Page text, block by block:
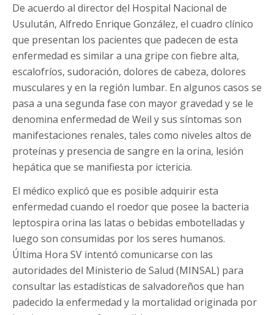
De acuerdo al director del Hospital Nacional de
Usulután, Alfredo Enrique González, el cuadro clínico
que presentan los pacientes que padecen de esta
enfermedad es similar a una gripe con fiebre alta,
escalofríos, sudoración, dolores de cabeza, dolores
musculares y en la región lumbar. En algunos casos se
pasa a una segunda fase con mayor gravedad y se le
denomina enfermedad de Weil y sus síntomas son
manifestaciones renales, tales como niveles altos de
proteínas y presencia de sangre en la orina, lesión
hepática que se manifiesta por ictericia.
El médico explicó que es posible adquirir esta
enfermedad cuando el roedor que posee la bacteria
leptospira orina las latas o bebidas embotelladas y
luego son consumidas por los seres humanos.
Última Hora SV intentó comunicarse con las
autoridades del Ministerio de Salud (MINSAL) para
consultar las estadísticas de salvadoreños que han
padecido la enfermedad y la mortalidad originada por